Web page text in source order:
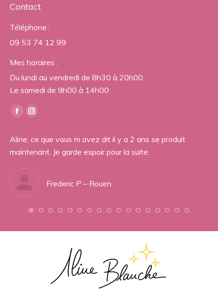
Contact
Téléphone :
09 53 74 12 99
Mes horaires :
Du lundi au vendredi de 8h30 à 20h00
Le samedi de 9h00 à 14h00
Trouvez nous sur :
Facebook
opens
in
window
Instagram
opens
in
window
Aline, ce que vous m avez dit il y a 2 ans se produit
maintenant. Je garde espoir pour la suite.
Frederic P – Rouen